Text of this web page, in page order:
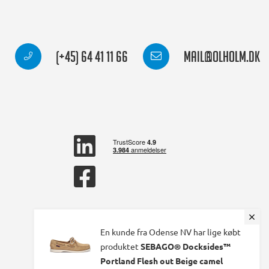
(+45) 64 41 11 66 mail@olholm.dk
linkedin
square
square
En kunde fra Odense NV har lige købt
produktet SEBAGO® Docksides™
Portland Flesh out Beige camel